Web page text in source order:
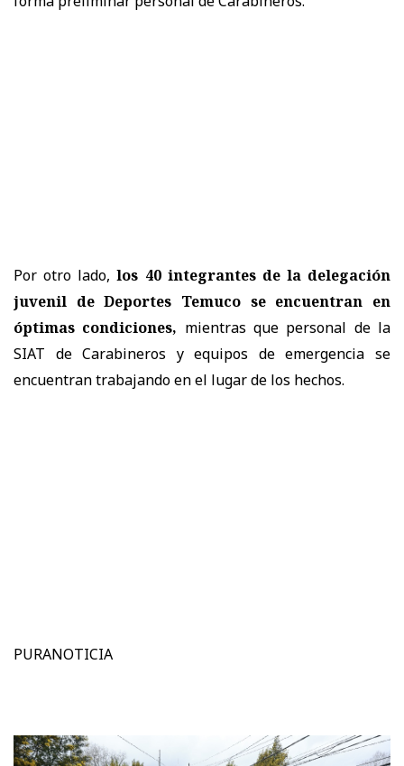
Por otro lado,los 40 integrantes de la delegación
juvenil de Deportes Temuco se encuentran en
óptimas condiciones, mientras que personal de la
SIAT de Carabineros y equipos de emergencia se
encuentran trabajando en el lugar de los hechos.
PURANOTICIA